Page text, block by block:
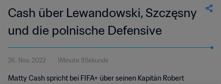
Cash über Lewandowski, Szczęsny
und die polnische Defensive
26. Nov. 2022 1Minute 9Sekunde
Matty Cash spricht bei FIFA+ über seinen Kapitän Robert